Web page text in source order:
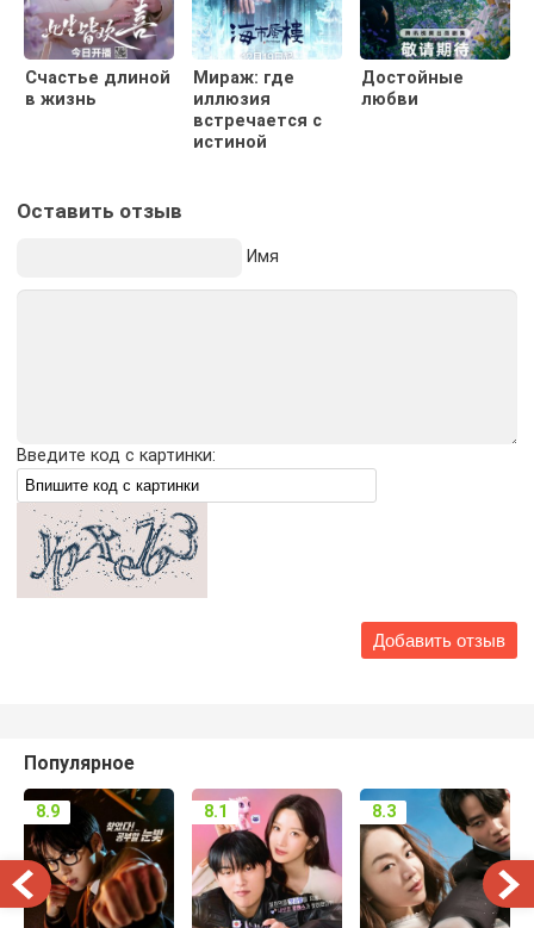
Счастье длиной
в жизнь
Мираж: где
иллюзия
встречается с
истиной
Достойные
любви
Оставить отзыв
Имя
Введите код с картинки:
Популярное
8.9 8.1 8.3